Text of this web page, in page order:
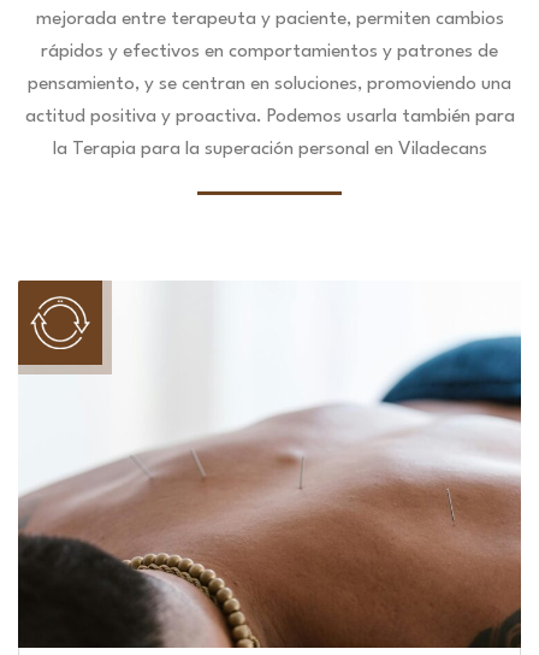
mejorada entre terapeuta y paciente, permiten cambios
rápidos y efectivos en comportamientos y patrones de
pensamiento, y se centran en soluciones, promoviendo una
actitud positiva y proactiva. Podemos usarla también para
la Terapia para la superación personal en Viladecans